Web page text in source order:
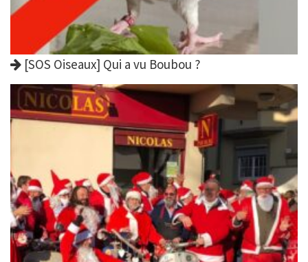
[SOS Oiseaux] Qui a vu Boubou ?